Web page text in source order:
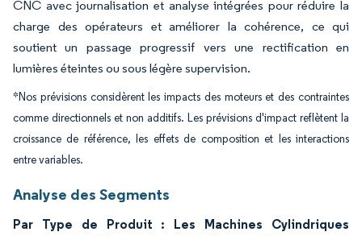
CNC avec journalisation et analyse intégrées pour réduire la
charge des opérateurs et améliorer la cohérence, ce qui
soutient un passage progressif vers une rectification en
lumières éteintes ou sous légère supervision.
*Nos prévisions considèrent les impacts des moteurs et des contraintes
comme directionnels et non additifs. Les prévisions d'impact reflètent la
croissance de référence, les effets de composition et les interactions
entre variables.
Analyse des Segments
Par Type de Produit : Les Machines Cylindriques